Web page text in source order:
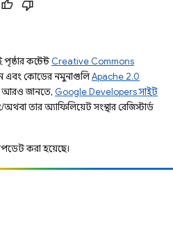
কন্টেন্ট Creative Commons
এবং কোডের নমুনাগুলিApache 2.0
আরও জানতে, Google Developers সাইট
তার অ্যাফিলিয়েট সংস্থার রেজিস্টার্ড
করা হয়েছে।